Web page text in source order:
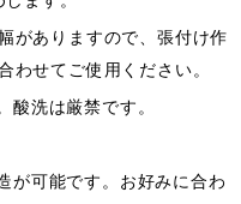
がありますので、張付け作
わせてご使用ください。
酸洗は厳禁です。
が可能です。お好みに合わ